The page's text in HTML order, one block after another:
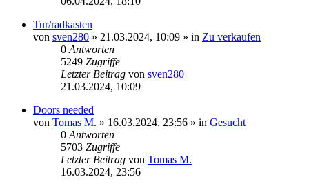
Tur/radkasten
von sven280 » 21.03.2024, 10:09 » in Zu verkaufen
0 Antworten
5249 Zugriffe
Letzter Beitrag von sven280
21.03.2024, 10:09
Doors needed
von Tomas M. » 16.03.2024, 23:56 » in Gesucht
0 Antworten
5703 Zugriffe
Letzter Beitrag von Tomas M.
16.03.2024, 23:56